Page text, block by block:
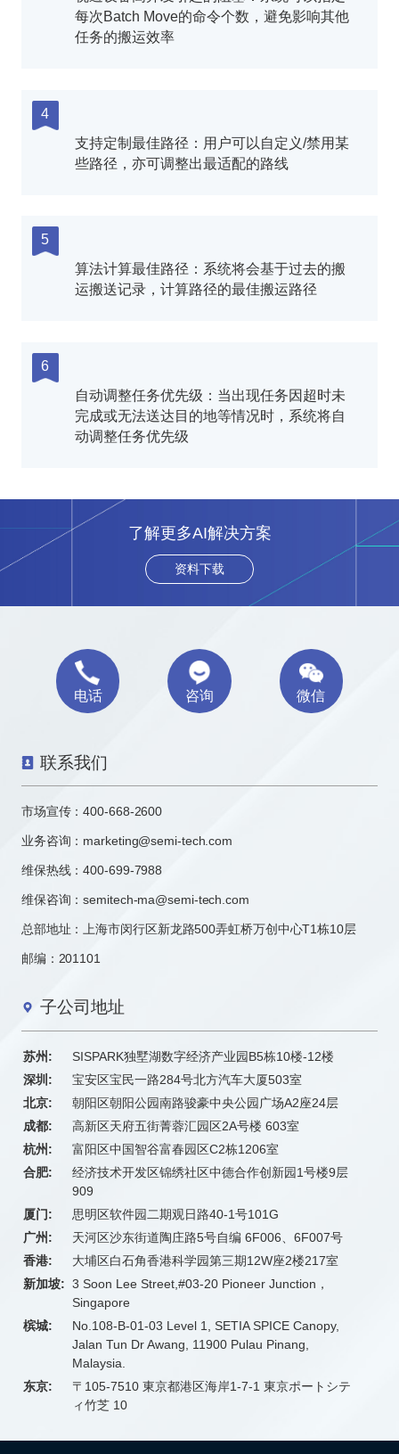
每次Batch Move的命令个数，避免影响其他
任务的搬运效率
4
支持定制最佳路径：用户可以自定义/禁用某
些路径，亦可调整出最适配的路线
5
算法计算最佳路径：系统将会基于过去的搬
运搬送记录，计算路径的最佳搬运路径
6
自动调整任务优先级：当出现任务因超时未
完成或无法送达目的地等情况时，系统将自
动调整任务优先级
了解更多AI解决方案
资料下载
电话 咨询 微信
联系我们
市场宣传：400-668-2600
业务咨询： marketing@semi-tech.com
维保热线：400-699-7988
维保咨询：semitech-ma@semi-tech.com
总部地址：上海市闵行区新龙路500弄虹桥万创中心T1栋10层
邮编：201101
子公司地址
苏州:
SISPARK独墅湖数字经济产业园B5栋10楼-12楼
深圳:
宝安区宝民一路284号北方汽车大厦503室
北京:
朝阳区朝阳公园南路骏豪中央公园广场A2座24层
成都:
高新区天府五街菁蓉汇园区2A号楼 603室
杭州:
富阳区中国智谷富春园区C2栋1206室
合肥:
经济技术开发区锦绣社区中德合作创新园1号楼9层
909
厦门:
思明区软件园二期观日路40-1号101G
广州:
天河区沙东街道陶庄路5号自编 6F006、6F007号
香港:
大埔区白石角香港科学园第三期12W座2楼217室
新加坡: 3 Soon Lee Street,#03-20 Pioneer Junction，
Singapore
槟城:
No.108-B-01-03 Level 1, SETIA SPICE Canopy,
Jalan Tun Dr Awang, 11900 Pulau Pinang,
Malaysia.
东京:
〒105-7510 東京都港区海岸1-7-1 東京ポートシテ
ィ竹芝 10